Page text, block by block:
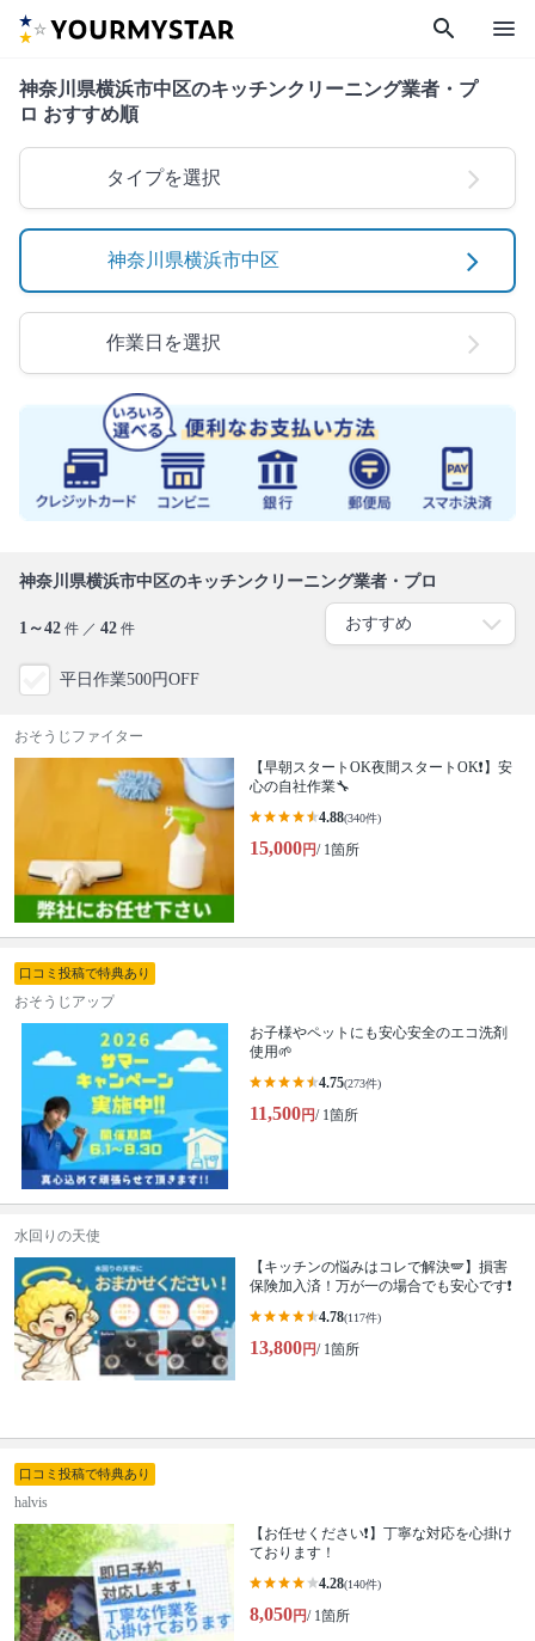
search menu
神奈川県横浜市中区のキッチンクリーニング業者・プ
ロ おすすめ順
タイプを選択
神奈川県横浜市中区
作業日を選択
神奈川県横浜市中区のキッチンクリーニング業者・プロ
1～42 件 ／ 42 件
平日作業500円OFF
おそうじファイター
【早朝スタートOK夜間スタートOK❗️】安
心の自社作業🔧
4.88(340件)
15,000円/ 1箇所
口コミ投稿で特典あり
おそうじアップ
お子様やペットにも安心安全のエコ洗剤
使用🌱
4.75(273件)
11,500円/ 1箇所
水回りの天使
【キッチンの悩みはコレで解決🪽】損害
保険加入済！万が一の場合でも安心です❗️
4.78(117件)
13,800円/ 1箇所
口コミ投稿で特典あり
halvis
【お任せください❗️】丁寧な対応を心掛け
ております！
4.28(140件)
8,050円/ 1箇所